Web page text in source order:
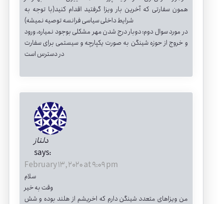
همون سفارتی که آخرین بار ویزا گرفتید اقدام کنید(با توجه به
شرایط داخلی سیاسی فرانسه توصیه نمیشه)
در مورد سوال دوم: دوبار درج شدن مهر مشکلی بوجود نمیاره، ورود
و خروج از حوزه شینگن به صورت یکپارچه و سیستمی برای سفارت
در دسترس است
دلناز
says:
February 13, 2020 at 9:09 pm
سلام
وقت به خیر
من ویزاهای متعدد شینگن دارم که اخریشم از هلند بوده و شش